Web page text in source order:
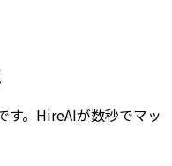
す。HireAIが数秒でマッ